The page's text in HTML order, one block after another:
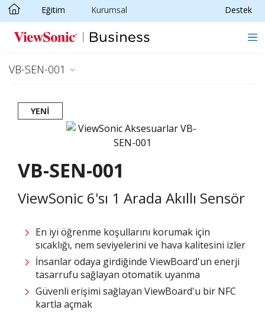
Skip to main content
Eğitim Kurumsal Destek
VB-SEN-001
YENI
VB-SEN-001
ViewSonic 6'sı 1 Arada Akıllı Sensör
En iyi öğrenme koşullarını korumak için
sıcaklığı, nem seviyelerini ve hava kalitesini izler
İnsanlar odaya girdiğinde ViewBoard'un enerji
tasarrufu sağlayan otomatik uyanma
Güvenli erişimi sağlayan ViewBoard'u bir NFC
kartla açmak